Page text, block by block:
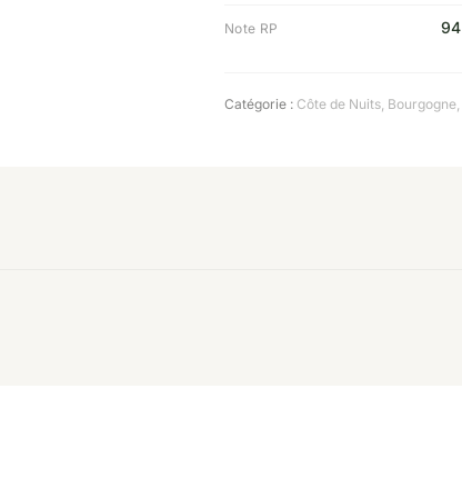
Note RP 94
Catégorie : Côte de Nuits, Bourgogne,